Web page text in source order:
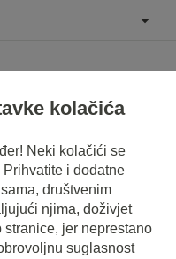
u našem rječniku.
čemu se točno radi
u svakodnevnoj
kolačića
Neki kolačići se
i dodatne
društvenim
njima, doživjet
jer neprestano
suglasnost